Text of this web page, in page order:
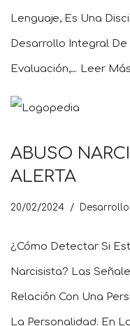
Lenguaje, Es Una
Desarrollo Integral
Evaluación,… Leer
ABUSO
ALERTA
20/02/2024
¿Cómo Detectar Si
Narcisista? Las
Relación Con Una
La Personalidad. En